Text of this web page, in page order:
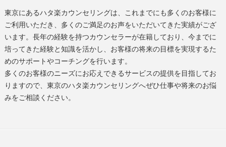
東京にあるハタ楽カウンセリングは、これまでにも多くのお客様に
ご利用いただき、多くのご満足のお声をいただいてきた実績がござ
います。長年の経験を持つカウンセラーが在籍しており、今までに
培ってきた経験と知識を活かし、お客様の将来の目標を実現するた
めのサポートやコーチングを行います。
多くのお客様のニーズにお応えできるサービスの提供を目指してお
りますので、東京のハタ楽カウンセリングへぜひ仕事や将来のお悩
みをご相談ください。